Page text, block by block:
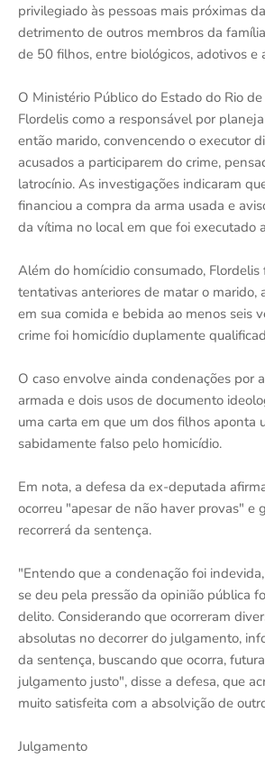
privilegiado às pessoas mais próximas
detrimento de outros membros da
de 50 filhos, entre biológicos, adotivos e
O Ministério Público do Estado do Rio
Flordelis como a responsável por
então marido, convencendo o executor
acusados a participarem do crime,
latrocínio. As investigações indicaram
financiou a compra da arma usada e
da vítima no local em que foi executado
Além do homícidio consumado,
tentativas anteriores de matar o marido,
em sua comida e bebida ao menos seis
crime foi homicídio duplamente
O caso envolve ainda condenações por
armada e dois usos de documento
uma carta em que um dos filhos aponta
sabidamente falso pelo homicídio.
Em nota, a defesa da ex-deputada
ocorreu "apesar de não haver provas" e
recorrerá da sentença.
"Entendo que a condenação foi
se deu pela pressão da opinião pública
delito. Considerando que ocorreram
absolutas no decorrer do julgamento,
da sentença, buscando que ocorra,
julgamento justo", disse a defesa, que
muito satisfeita com a absolvição de
Julgamento